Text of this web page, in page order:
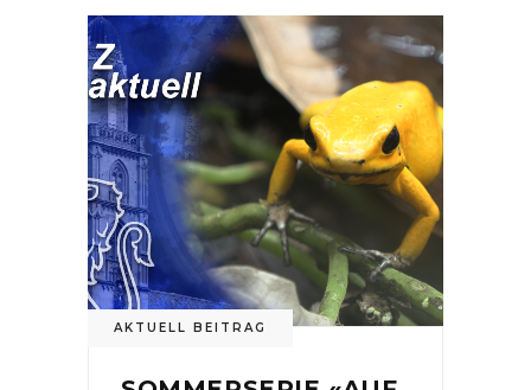
AKTUELL BEITRAG